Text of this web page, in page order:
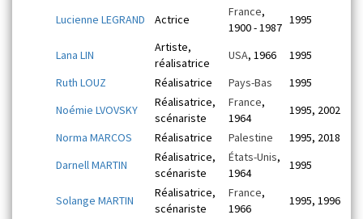
Lucienne LEGRAND Actrice
France,
1900 - 1987
1995
Lana LIN
Artiste,
réalisatrice
USA, 1966
1995
Ruth LOUZ
Réalisatrice Pays-Bas
1995
Noémie LVOVSKY
Réalisatrice,
scénariste
France,
1964
1995, 2002
Norma MARCOS
Réalisatrice Palestine
1995, 2018
Darnell MARTIN
Réalisatrice,
scénariste
États-Unis,
1964
1995
Solange MARTIN
Réalisatrice,
scénariste
France,
1966
1995, 1996